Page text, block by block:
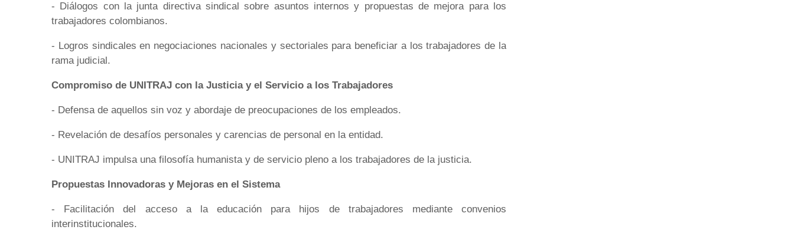
- Diálogos con la junta directiva sindical sobre asuntos internos y propuestas de mejora para los
trabajadores colombianos.
- Logros sindicales en negociaciones nacionales y sectoriales para beneficiar a los trabajadores de la
rama judicial.
Compromiso de UNITRAJ con la Justicia y el Servicio a los Trabajadores
- Defensa de aquellos sin voz y abordaje de preocupaciones de los empleados.
- Revelación de desafíos personales y carencias de personal en la entidad.
- UNITRAJ impulsa una filosofía humanista y de servicio pleno a los trabajadores de la justicia.
Propuestas Innovadoras y Mejoras en el Sistema
- Facilitación del acceso a la educación para hijos de trabajadores mediante convenios
interinstitucionales.